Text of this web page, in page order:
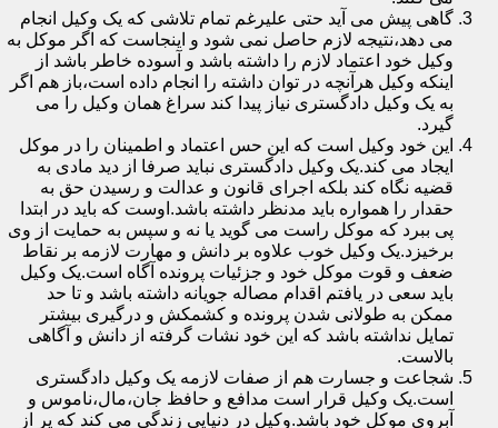
گاهی پیش می آید حتی علیرغم تمام تلاشی که یک وکیل انجام
می دهد،نتیجه لازم حاصل نمی شود و اینجاست که اگر موکل به
وکیل خود اعتماد لازم را داشته باشد و آسوده خاطر باشد از
اینکه وکیل هرآنچه در توان داشته را انجام داده است،باز هم اگر
به یک وکیل دادگستری نیاز پیدا کند سراغ همان وکیل را می
گیرد.
این خود وکیل است که این حس اعتماد و اطمینان را در موکل
ایجاد می کند.یک وکیل دادگستری نباید صرفا از دید مادی به
قضیه نگاه کند بلکه اجرای قانون و عدالت و رسیدن حق به
حقدار را همواره باید مدنظر داشته باشد.اوست که باید در ابتدا
پی ببرد که موکل راست می گوید یا نه و سپس به حمایت از وی
برخیزد.یک وکیل خوب علاوه بر دانش و مهارت لازمه بر نقاط
ضعف و قوت موکل خود و جزئیات پرونده آگاه است.یک وکیل
باید سعی در یافتم اقدام مصاله جویانه داشته باشد و تا حد
ممکن به طولانی شدن پرونده و کشمکش و درگیری بیشتر
تمایل نداشته باشد که این خود نشات گرفته از دانش و آگاهی
بالاست.
شجاعت و جسارت هم از صفات لازمه یک وکیل دادگستری
است.یک وکیل قرار است مدافع و حافظ جان،مال،ناموس و
آبروی موکل خود باشد.وکیل در دنیایی زندگی می کند که پر از